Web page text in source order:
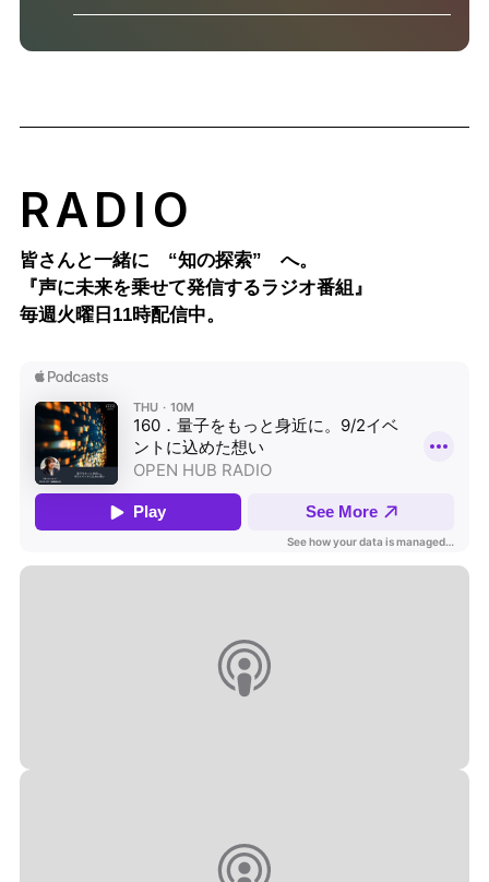
RADIO
皆さんと一緒に “知の探索” へ。
『声に未来を乗せて発信するラジオ番組』
毎週火曜日11時配信中。